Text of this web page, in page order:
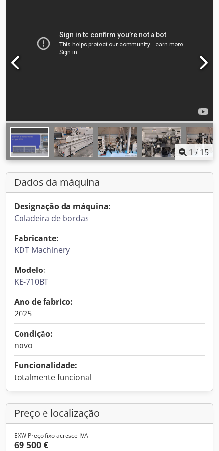
1 / 15
Dados da máquina
Designação da máquina:
Coladeira de bordas
Fabricante:
KDT Machinery
Modelo:
KE-710BT
Ano de fabrico:
2025
Condição:
novo
Funcionalidade:
totalmente funcional
Preço e localização
EXW Preço fixo acresce IVA
69 500 €